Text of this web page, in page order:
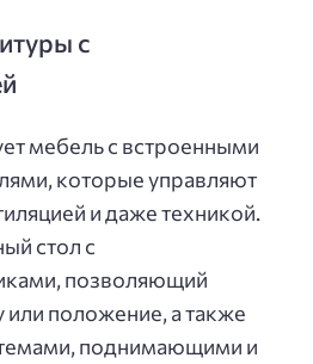
с
мебель с встроенными
которые управляют
и даже техникой.
стол с
позволяющий
или положение, а также
поднимающими и